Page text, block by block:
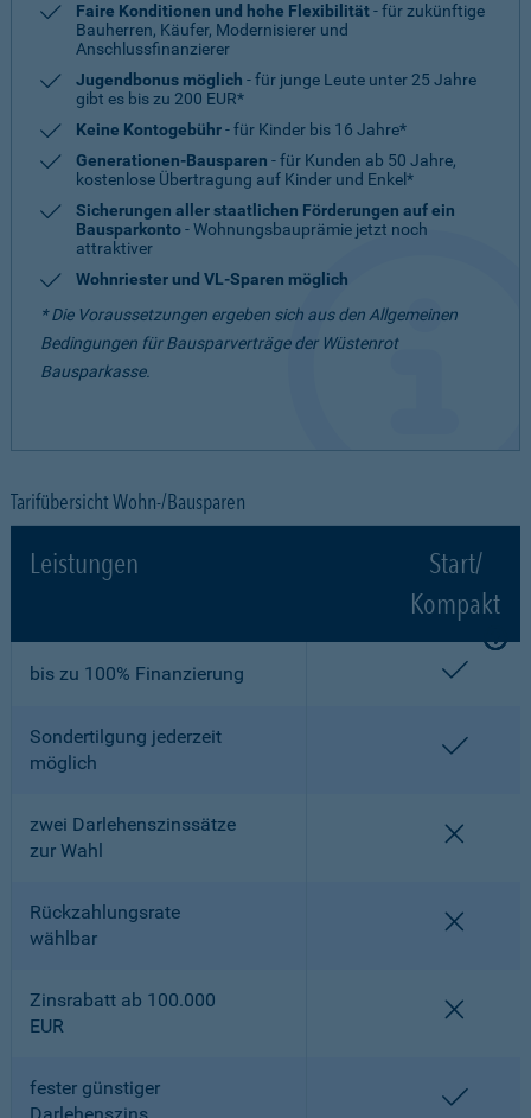
Faire Konditionen und hohe Flexibilität- für zukünftige
Bauherren, Käufer, Modernisierer und
Anschlussfinanzierer
Jugendbonus möglich - für junge Leute unter 25 Jahre
gibt es bis zu 200 EUR*
Keine Kontogebühr- für Kinder bis 16 Jahre*
Generationen-Bausparen - für Kunden ab 50 Jahre,
kostenlose Übertragung auf Kinder und Enkel*
Sicherungen aller staatlichen Förderungen auf ein
Bausparkonto- Wohnungsbauprämie jetzt noch
attraktiver
Wohnriester und VL-Sparen möglich
* Die Voraussetzungen ergeben sich aus den Allgemeinen
Bedingungen für Bausparverträge der Wüstenrot
Bausparkasse.
Tarifübersicht Wohn-/Bausparen
Leistungen
Start/
Kompakt
bis zu 100% Finanzierung
Sondertilgung jederzeit
möglich
zwei Darlehenszinssätze
zur Wahl
Rückzahlungsrate
wählbar
Zinsrabatt ab 100.000
EUR
fester günstiger